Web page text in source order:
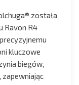
została
Ravon R4
kluczowe
biegów,
zapewniając